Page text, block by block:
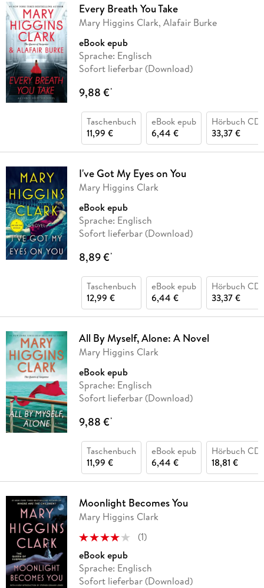
Every Breath You Take
Mary Higgins Clark, Alafair Burke
eBook epub
Sprache: Englisch
Sofort lieferbar (Download)
9,88 €*
Taschenbuch
11,99 €
eBook epub
6,44 €
Hörbuch CD
33,37 €
I've Got My Eyes on You
Mary Higgins Clark
eBook epub
Sprache: Englisch
Sofort lieferbar (Download)
8,89 €*
Taschenbuch
12,99 €
eBook epub
6,44 €
Hörbuch CD
33,37 €
All By Myself, Alone: A Novel
Mary Higgins Clark
eBook epub
Sprache: Englisch
Sofort lieferbar (Download)
9,88 €*
Taschenbuch
11,99 €
eBook epub
6,44 €
Hörbuch CD
18,81 €
Moonlight Becomes You
Mary Higgins Clark
(1)
eBook epub
Sprache: Englisch
Sofort lieferbar (Download)